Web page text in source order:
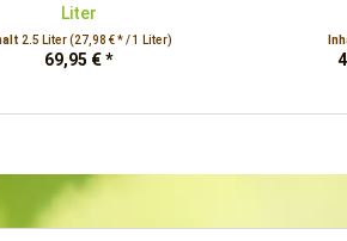
Liter
2.5 Liter(27,98 € * / 1 Liter)
69,95 € *